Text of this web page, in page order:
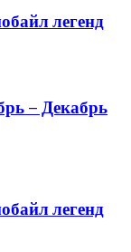
легенд
– Декабрь
легенд